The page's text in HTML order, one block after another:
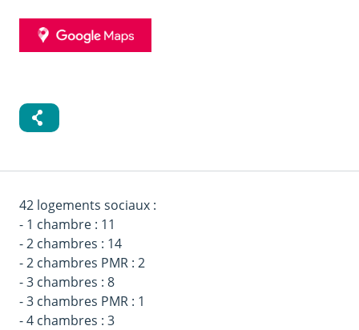
GOOGLE
42 logements sociaux :
- 1 chambre : 11
- 2 chambres : 14
- 2 chambres PMR : 2
- 3 chambres : 8
- 3 chambres PMR : 1
- 4 chambres : 3